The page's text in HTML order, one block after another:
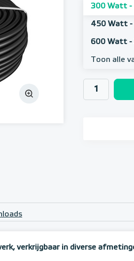
300 Watt -
450 Watt -
600 Watt -
Toon alle
verkrijgbaar in diverse